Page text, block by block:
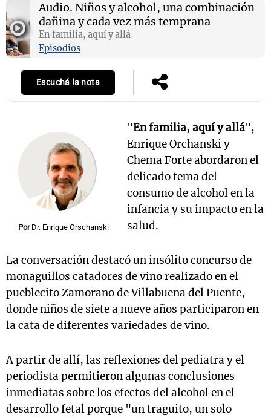
Audio. Niños y alcohol, una combinación
dañina y cada vez más temprana
En familia, aquí y allá
Episodios
Escuchá la nota
Por Dr. Enrique Orschanski
"En familia, aquí y allá",
Enrique Orchanski y
Chema Forte abordaron el
delicado tema del
consumo de alcohol en la
infancia y su impacto en la
salud.
La conversación destacó un insólito concurso de
monaguillos catadores de vino realizado en el
pueblecito Zamorano de Villabuena del Puente,
donde niños de siete a nueve años participaron en
la cata de diferentes variedades de vino.
A partir de allí, las reflexiones del pediatra y el
periodista permitieron algunas conclusiones
inmediatas sobre los efectos del alcohol en el
desarrollo fetal porque "un traguito, un solo
Notas
Notas